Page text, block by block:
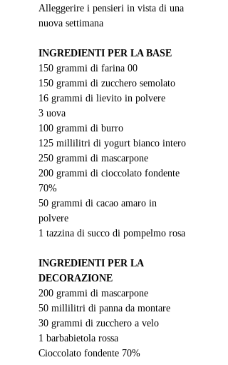
Alleggerire i pensieri in vista di una
nuova settimana
INGREDIENTI PER LA BASE
150 grammi di farina 00
150 grammi di zucchero semolato
16 grammi di lievito in polvere
3 uova
100 grammi di burro
125 millilitri di yogurt bianco intero
250 grammi di mascarpone
200 grammi di cioccolato fondente
70%
50 grammi di cacao amaro in
polvere
1 tazzina di succo di pompelmo rosa
INGREDIENTI PER LA
DECORAZIONE
200 grammi di mascarpone
50 millilitri di panna da montare
30 grammi di zucchero a velo
1 barbabietola rossa
Cioccolato fondente 70%